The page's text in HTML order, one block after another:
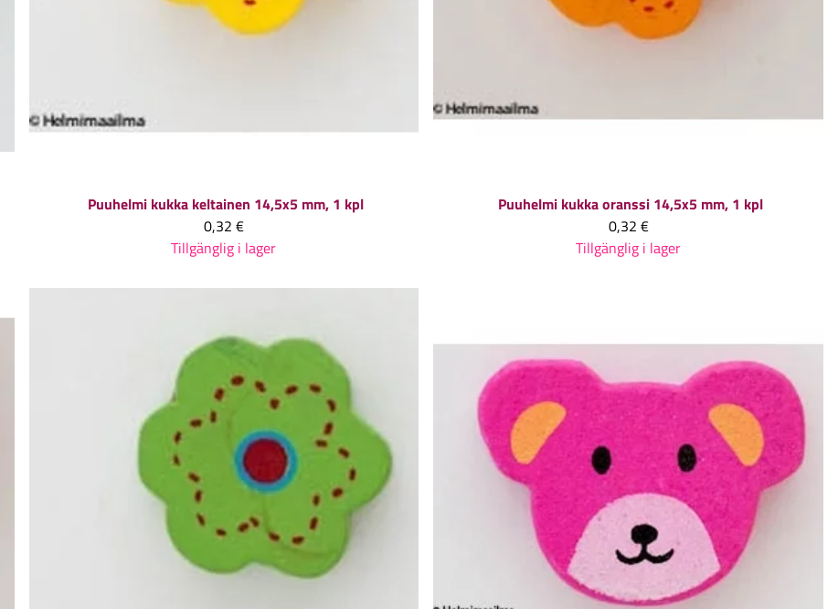
Puuhelmi kukka keltainen 14,5x5 mm, 1 kpl
0,32 €
Tillgänglig i lager
Puuhelmi kukka oranssi 14,5x5 mm, 1 kpl
0,32 €
Tillgänglig i lager